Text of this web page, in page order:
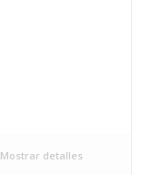
Mostrar detalles